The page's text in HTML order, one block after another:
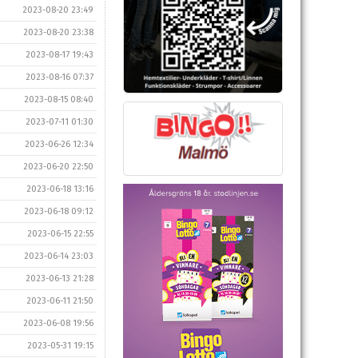
2023-08-20 23:49
2023-08-20 23:38
2023-08-17 19:43
2023-08-16 07:37
2023-08-15 08:40
2023-07-11 01:30
2023-06-26 12:34
2023-06-20 22:50
2023-06-18 13:16
2023-06-18 09:12
2023-06-15 22:55
2023-06-14 23:03
2023-06-13 21:28
2023-06-11 21:50
2023-06-08 19:56
2023-05-31 19:15